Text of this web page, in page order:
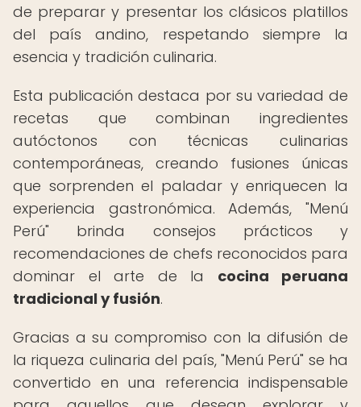
de preparar y presentar los clásicos platillos
del país andino, respetando siempre la
esencia y tradición culinaria.
Esta publicación destaca por su variedad de
recetas que combinan ingredientes
autóctonos con técnicas culinarias
contemporáneas, creando fusiones únicas
que sorprenden el paladar y enriquecen la
experiencia gastronómica. Además, "Menú
Perú" brinda consejos prácticos y
recomendaciones de chefs reconocidos para
dominar el arte de la cocina peruana
tradicional y fusión.
Gracias a su compromiso con la difusión de
la riqueza culinaria del país, "Menú Perú" se ha
convertido en una referencia indispensable